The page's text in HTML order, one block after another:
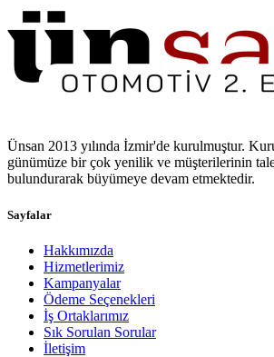
Ünsan 2013 yılında İzmir'de kurulmuştur.
günümüze bir çok yenilik ve müşterilerinin
bulundurarak büyümeye devam etmektedir.
Sayfalar
Hakkımızda
Hizmetlerimiz
Kampanyalar
Ödeme Seçenekleri
İş Ortaklarımız
Sık Sorulan Sorular
İletişim